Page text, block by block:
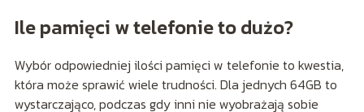
Ile pamięci w telefonie to dużo?
Wybór odpowiedniej ilości pamięci w telefonie to kwestia,
która może sprawić wiele trudności. Dla jednych 64GB to
wystarczająco, podczas gdy inni nie wyobrażają sobie